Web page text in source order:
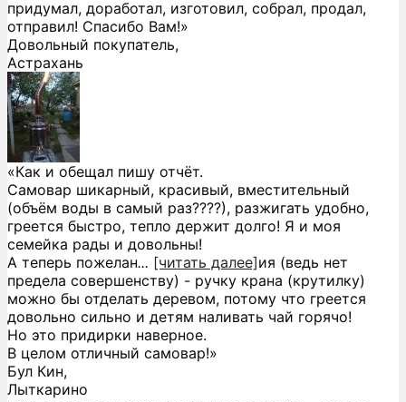
придумал, доработал, изготовил, собрал, продал,
отправил! Спасибо Вам!»
Довольный покупатель,
Астрахань
«Как и обещал пишу отчёт.
Самовар шикарный, красивый, вместительный
(объём воды в самый раз????), разжигать удобно,
греется быстро, тепло держит долго! Я и моя
семейка рады и довольны!
А теперь пожелан... [читать далее]ия (ведь нет
предела совершенству) - ручку крана (крутилку)
можно бы отделать деревом, потому что греется
довольно сильно и детям наливать чай горячо!
Но это придирки наверное.
В целом отличный самовар!»
Бул Кин,
Лыткарино